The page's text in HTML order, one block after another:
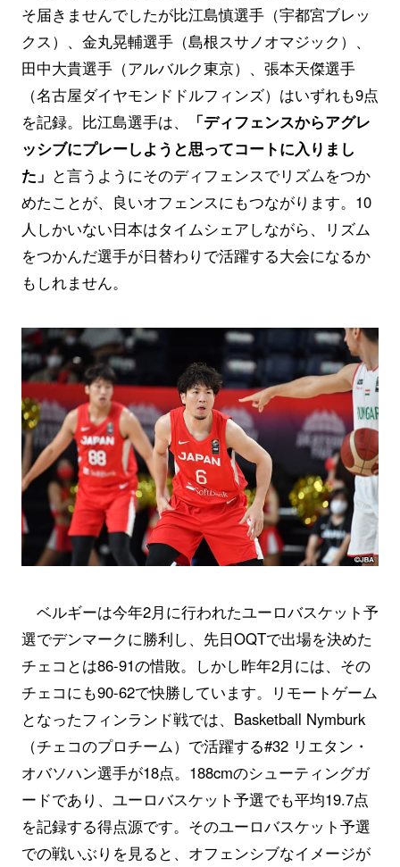
そ届きませんでしたが比江島慎選手（宇都宮ブレッ
クス）、金丸晃輔選手（島根スサノオマジック）、
田中大貴選手（アルバルク東京）、張本天傑選手
（名古屋ダイヤモンドドルフィンズ）はいずれも9点
を記録。比江島選手は、
「ディフェンスからアグレ
ッシブにプレーしようと思ってコートに入りまし
た」 と言うようにそのディフェンスでリズムをつか
めたことが、良いオフェンスにもつながります。10
人しかいない日本はタイムシェアしながら、リズム
をつかんだ選手が日替わりで活躍する大会になるか
もしれません。
ベルギーは今年2月に行われたユーロバスケット予
選でデンマークに勝利し、先日OQTで出場を決めた
チェコとは86-91の惜敗。しかし昨年2月には、その
チェコにも90-62で快勝しています。リモートゲーム
となったフィンランド戦では、Basketball Nymburk
（チェコのプロチーム）で活躍する#32 リエタン・
オバソハン選手が18点。188cmのシューティングガ
ードであり、ユーロバスケット予選でも平均19.7点
を記録する得点源です。そのユーロバスケット予選
での戦いぶりを見ると、オフェンシブなイメージが